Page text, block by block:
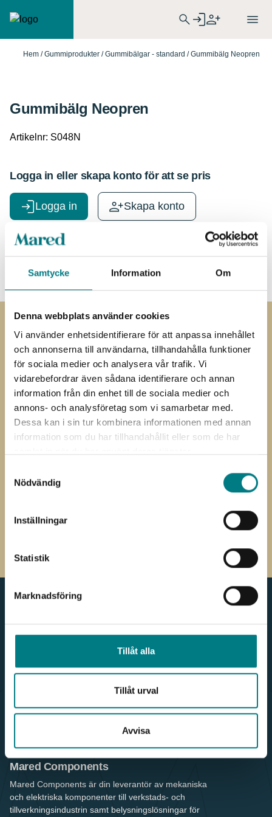
Samtycke Information Om
Denna webbplats använder cookies
Vi använder enhetsidentifierare för att anpassa innehållet
och annonserna till användarna, tillhandahålla funktioner
för sociala medier och analysera vår trafik. Vi
vidarebefordrar även sådana identifierare och annan
information från din enhet till de sociala medier och
annons- och analysföretag som vi samarbetar med.
Dessa kan i sin tur kombinera informationen med annan
information som du har tillhandahållit eller som de har
Nödvändig
Inställningar
Statistik
Marknadsföring
Tillåt alla
Tillåt urval
Avvisa
Hem /Gummiprodukter /Gummibälgar - standard / Gummibälg Neopren
Logga in eller skapa konto för att se pris
Logga in Skapa konto
Specifikationer
Gummibälg Neopren
Artikelnr: S048N
Prenumerera på
nyhetsbrevet
Prenumerera på vårt nyhetsbrev
*” anger obligatoriska fält
Efternamn
CAPTCHA
Meny
Nyheter
Om oss
Kontakt
036 - 38 78 60
info.components@mared.se
LinkedIn
Mared Components
Mared Components är din leverantör av mekaniska
och elektriska komponenter till verkstads- och
tillverkningsindustrin samt belysningslösningar för